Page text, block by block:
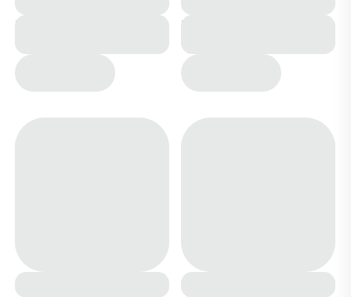
Кроссовки А7226-21
черные
Кроссовки женские С3-
1 черные